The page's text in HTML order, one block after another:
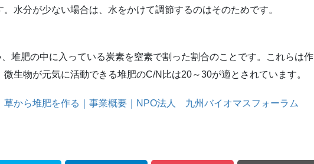
水分が少ない場合は、水をかけて調節するのはそのためです。
堆肥の中に入っている炭素を窒素で割った割合のことです。これらは作
生物が元気に活動できる堆肥のC/N比は20～30が適とされています。
草から堆肥を作る｜事業概要｜NPO法人 九州バイオマスフォーラム